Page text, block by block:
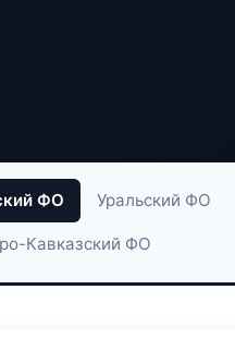
ФО Уральский ФО
Кавказский ФО